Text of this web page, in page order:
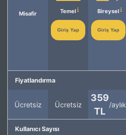
Misafir Temel
Giriş Yap
Bireysel
Giriş Yap
Fiyatlandırma
Ücretsiz Ücretsiz
359
TL
/aylık
Kullanıcı Sayısı